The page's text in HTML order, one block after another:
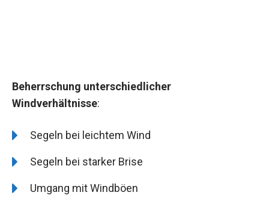
Beherrschung unterschiedlicher
Windverhältnisse:
Segeln bei leichtem Wind
Segeln bei starker Brise
Umgang mit Windböen